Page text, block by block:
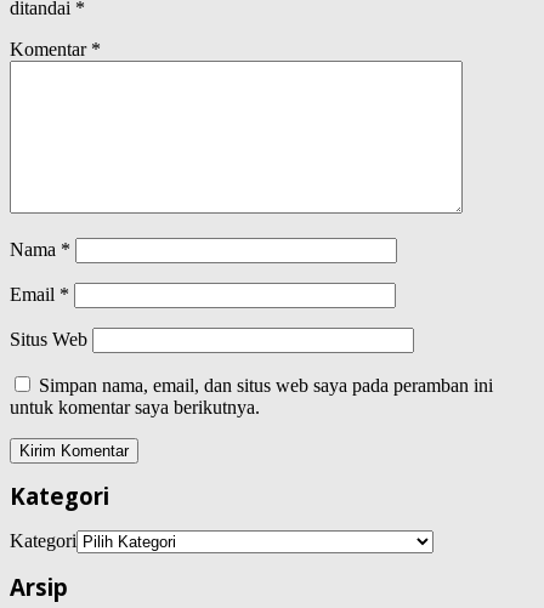
ditandai *
Komentar *
Nama *
Email *
Situs Web
Simpan nama, email, dan situs web saya pada peramban ini
untuk komentar saya berikutnya.
Kategori
Kategori
Arsip